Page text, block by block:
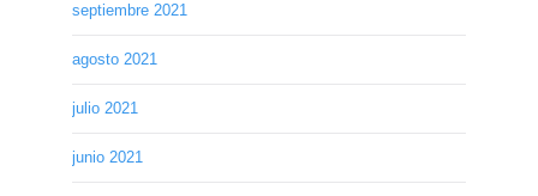
septiembre 2021
agosto 2021
julio 2021
junio 2021